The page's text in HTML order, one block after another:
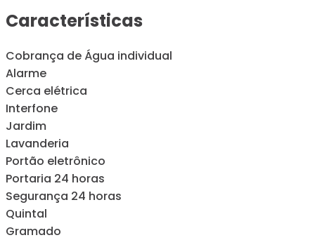
Características
Cobrança de Água individual
Alarme
Cerca elétrica
Interfone
Jardim
Lavanderia
Portão eletrônico
Portaria 24 horas
Segurança 24 horas
Quintal
Gramado